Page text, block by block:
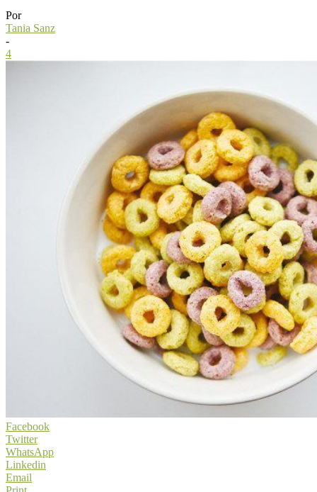
Por
Tania Sanz
-
4
Facebook
Twitter
WhatsApp
Linkedin
Email